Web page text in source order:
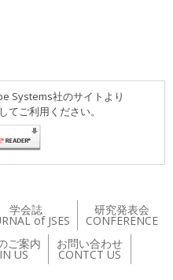
Systems社のサイトより
てご利用ください。
学会誌
of JSES
研究発表会
CONFERENCE
ご案内
US
お問い合わせ
CONTCT US